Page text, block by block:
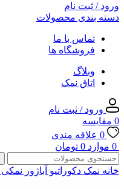
ورود / ثبت نام
دسته بندی محصولات
تماس با ما
فروشگاه ها
وبلاگ
اتاق نمک
ورود / ثبت نام
0 مقایسه
0 علاقه مندی
0 موارد 0 تومان
خانه نمک دکوراتیو آباژور نمکی